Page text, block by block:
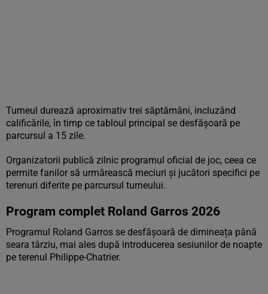
Turneul durează aproximativ trei săptămâni, incluzând
calificările, în timp ce tabloul principal se desfășoară pe
parcursul a 15 zile.
Organizatorii publică zilnic programul oficial de joc, ceea ce
permite fanilor să urmărească meciuri și jucători specifici pe
terenuri diferite pe parcursul turneului.
Program complet Roland Garros 2026
Programul Roland Garros se desfășoară de dimineața până
seara târziu, mai ales după introducerea sesiunilor de noapte
pe terenul Philippe-Chatrier.